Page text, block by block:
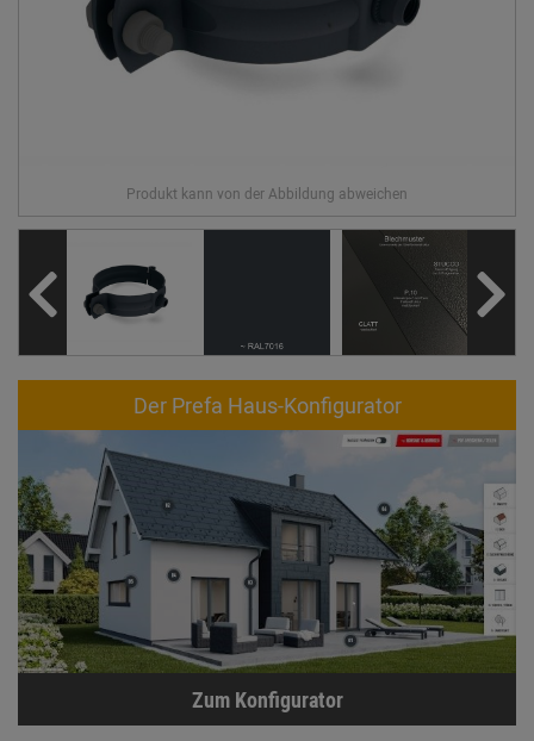
Der Prefa Haus-Konfigurator
Zum Konfigurator